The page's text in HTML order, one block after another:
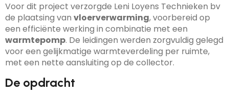
Voor dit project verzorgde Leni Loyens Technieken bv
de plaatsing van vloerverwarming, voorbereid op
een efficiënte werking in combinatie met een
warmtepomp. De leidingen werden zorgvuldig gelegd
voor een gelijkmatige warmteverdeling per ruimte,
met een nette aansluiting op de collector.
De opdracht